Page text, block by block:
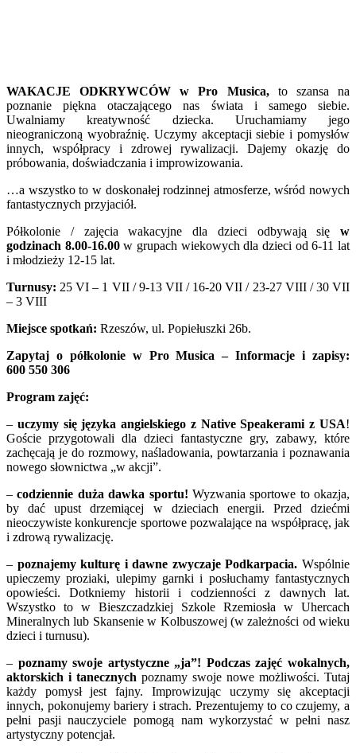
WAKACJE ODKRYWCÓW w Pro Musica, to szansa na
poznanie piękna otaczającego nas świata i samego siebie.
Uwalniamy kreatywność dziecka. Uruchamiamy jego
nieograniczoną wyobraźnię. Uczymy akceptacji siebie i pomysłów
innych, współpracy i zdrowej rywalizacji. Dajemy okazję do
próbowania, doświadczania i improwizowania.
…a wszystko to w doskonałej rodzinnej atmosferze, wśród nowych
fantastycznych przyjaciół.
Półkolonie / zajęcia wakacyjne dla dzieci odbywają się w
godzinach 8.00-16.00w grupach wiekowych dla dzieci od 6-11 lat
i młodzieży 12-15 lat.
Turnusy: 25 VI – 1 VII / 9-13 VII / 16-20 VII / 23-27 VIII / 30 VII
– 3 VIII
Miejsce spotkań: Rzeszów, ul. Popiełuszki 26b.
Zapytaj o półkolonie w Pro Musica – Informacje i zapisy:
600 550 306
Program zajęć:
– uczymy się języka angielskiego z Native Speakerami z USA!
Goście przygotowali dla dzieci fantastyczne gry, zabawy, które
zachęcają je do rozmowy, naśladowania, powtarzania i poznawania
nowego słownictwa „w akcji”.
–codziennie duża dawka sportu! Wyzwania sportowe to okazja,
by dać upust drzemiącej w dzieciach energii. Przed dziećmi
nieoczywiste konkurencje sportowe pozwalające na współpracę, jak
i zdrową rywalizację.
– poznajemy kulturę i dawne zwyczaje Podkarpacia. Wspólnie
upieczemy proziaki, ulepimy garnki i posłuchamy fantastycznych
opowieści. Dotkniemy historii i codzienności z dawnych lat.
Wszystko to w Bieszczadzkiej Szkole Rzemiosła w Uhercach
Mineralnych lub Skansenie w Kolbuszowej (w zależności od wieku
dzieci i turnusu).
– poznamy swoje artystyczne „ja”! Podczas zajęć wokalnych,
aktorskich i tanecznych poznamy swoje nowe możliwości. Tutaj
każdy pomysł jest fajny. Improwizując uczymy się akceptacji
innych, pokonujemy bariery i strach. Prezentujemy to co czujemy, a
pełni pasji nauczyciele pomogą nam wykorzystać w pełni nasz
artystyczny potencjał.